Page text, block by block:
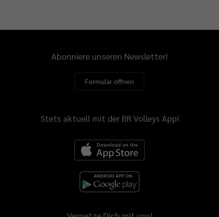
Abonniere unseren Newsletter!
Formular öffnen
Stets aktuell mit der BR Volleys App!